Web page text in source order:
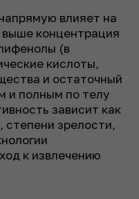
влияет на
выше концентрация
(в
кислоты,
и остаточный
и полным по телу
зависит как
степени зрелости,
к извлечению